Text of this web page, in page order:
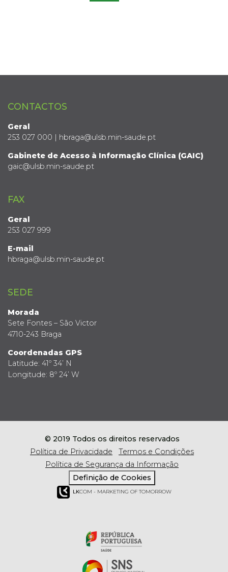
CONTACTOS
Geral
253 027 000 | hbraga@ulsb.min-saude.pt
Gabinete de Acesso à Informação Clínica (GAIC)
gaic@ulsb.min-saude.pt
FAX
Geral
253 027 999
E-mail
hbraga@ulsb.min-saude.pt
SEDE
Morada
Sete Fontes – São Victor
4710-243 Braga
Coordenadas GPS
Latitude: 41º 34’ N
Longitude: 8º 24’ W
© 2019 Todos os direitos reservados
Política de Privacidade
Termos e Condições
Política de Segurança da Informação
Definição de Cookies
LKCOM - MARKETING OF TOMORROW